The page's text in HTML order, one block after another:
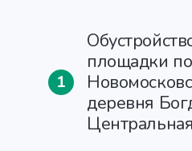
1
площадки
деревня